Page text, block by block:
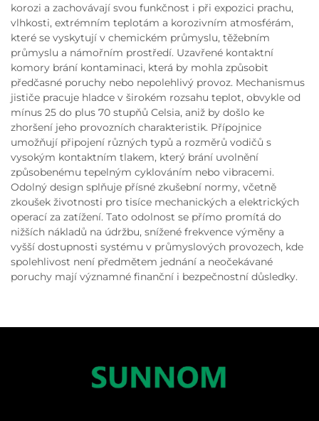
korozi a zachovávají svou funkčnost i při expozici prachu,
vlhkosti, extrémním teplotám a korozivním atmosférám,
které se vyskytují v chemickém průmyslu, těžebním
průmyslu a námořním prostředí. Uzavřené kontaktní
komory brání kontaminaci, která by mohla způsobit
předčasné poruchy nebo nepolehlivý provoz. Mechanismus
jističe pracuje hladce v širokém rozsahu teplot, obvykle od
mínus 25 do plus 70 stupňů Celsia, aniž by došlo ke
zhoršení jeho provozních charakteristik. Přípojnice
umožňují připojení různých typů a rozměrů vodičů s
vysokým kontaktním tlakem, který brání uvolnění
způsobenému tepelným cyklováním nebo vibracemi.
Odolný design splňuje přísné zkušební normy, včetně
zkoušek životnosti pro tisíce mechanických a elektrických
operací za zatížení. Tato odolnost se přímo promítá do
nižších nákladů na údržbu, snížené frekvence výměny a
vyšší dostupnosti systému v průmyslových provozech, kde
spolehlivost není předmětem jednání a neočekávané
poruchy mají významné finanční i bezpečnostní důsledky.